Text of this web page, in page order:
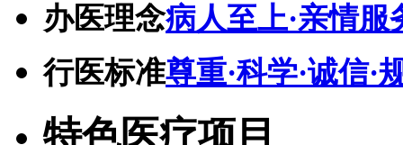
办医理念病人至上·亲情服
行医标准尊重·科学·诚信·
特色医疗项目